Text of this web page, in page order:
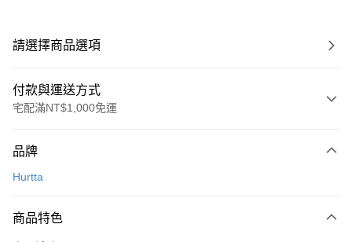
請選擇商品選項
付款與運送方式
宅配滿NT$1,000免運
信用卡一次付款
Apple Pay
品牌
Hurtta
商品特色